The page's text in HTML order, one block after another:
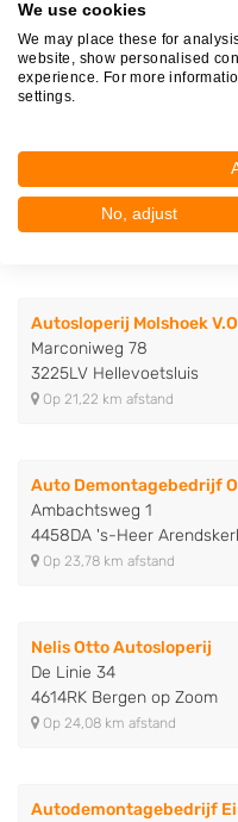
Autosloperijen
Autobedrijf Fa.
Molenweg 2
4311AE Bruinisse
Op 2,68 km afstand
Autosloperij Molshoek
Marconiweg 78
3225LV Hellevoetsluis
Op 21,22 km afstand
Auto Demontagebedrijf
Ambachtsweg 1
4458DA 's-Heer
Op 23,78 km afstand
Nelis Otto Autosloperij
De Linie 34
4614RK Bergen op Zoom
Op 24,08 km afstand
Autodemontagebedrijf
We use cookies
We may place these for
website, show personalised
experience. For more
settings.
No, adjust